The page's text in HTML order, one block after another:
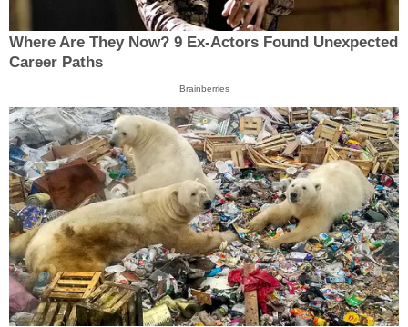
Where Are They Now? 9 Ex-Actors Found Unexpected
Career Paths
Brainberries